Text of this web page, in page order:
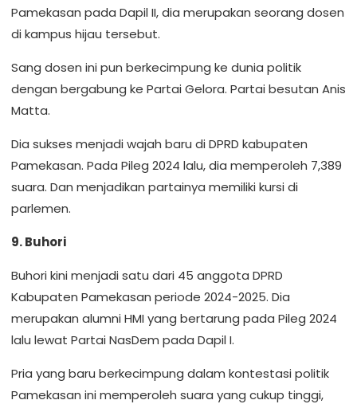
Pamekasan pada Dapil II, dia merupakan seorang dosen
di kampus hijau tersebut.
Sang dosen ini pun berkecimpung ke dunia politik
dengan bergabung ke Partai Gelora. Partai besutan Anis
Matta.
Dia sukses menjadi wajah baru di DPRD kabupaten
Pamekasan. Pada Pileg 2024 lalu, dia memperoleh 7,389
suara. Dan menjadikan partainya memiliki kursi di
parlemen.
9. Buhori
Buhori kini menjadi satu dari 45 anggota DPRD
Kabupaten Pamekasan periode 2024-2025. Dia
merupakan alumni HMI yang bertarung pada Pileg 2024
lalu lewat Partai NasDem pada Dapil I.
Pria yang baru berkecimpung dalam kontestasi politik
Pamekasan ini memperoleh suara yang cukup tinggi,